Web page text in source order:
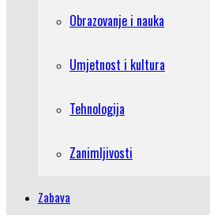
Obrazovanje i nauka
Umjetnost i kultura
Tehnologija
Zanimljivosti
Zabava